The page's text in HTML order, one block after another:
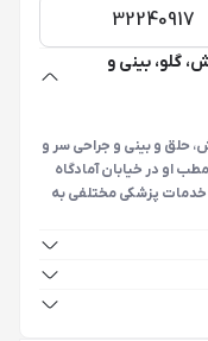
32240917
گلو، بینی و
حلق و بینی و جراحی سر و
او در خیابان آمادگاه
این زمینه، خدمات پزشکی مختلفی به